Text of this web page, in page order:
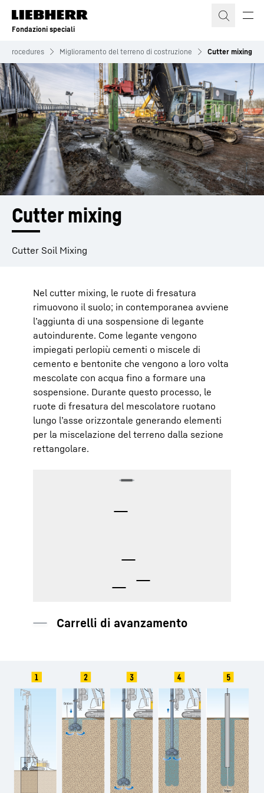
Fondazioni speciali
Procedures Miglioramento del terreno di costruzione Cutter mixing
Cutter mixing
Cutter Soil Mixing
Nel cutter mixing, le ruote di fresatura
rimuovono il suolo; in contemporanea avviene
l’aggiunta di una sospensione di legante
autoindurente. Come legante vengono
impiegati perlopiù cementi o miscele di
cemento e bentonite che vengono a loro volta
mescolate con acqua fino a formare una
sospensione. Durante questo processo, le
ruote di fresatura del mescolatore ruotano
lungo l’asse orizzontale generando elementi
per la miscelazione del terreno dalla sezione
rettangolare.
Struttura portante